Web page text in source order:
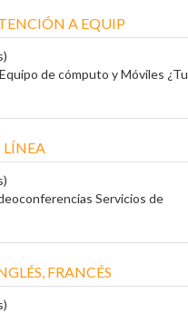
A EQUIP
de cómputo y Móviles ¿Tu
LÍNEA
Servicios de
FRANCÉS